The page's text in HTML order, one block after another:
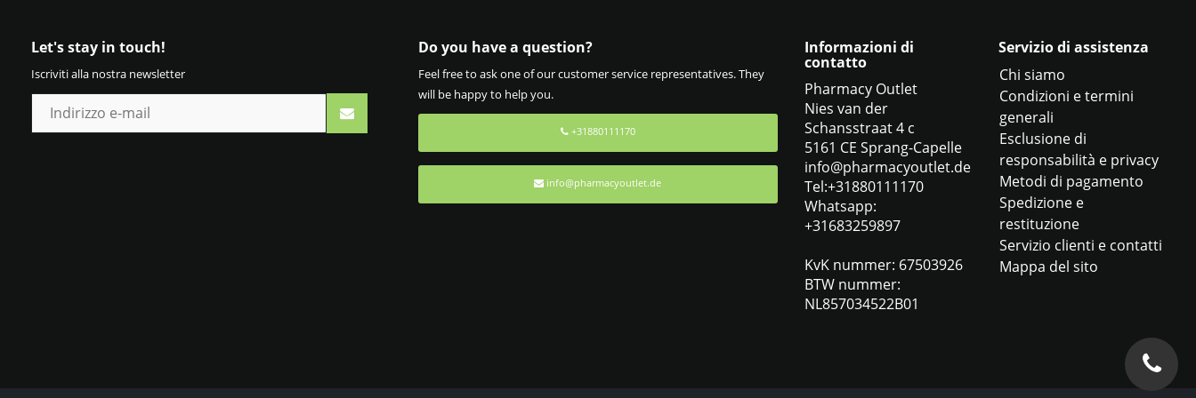
Let's stay in touch!
Iscriviti alla nostra newsletter
Do you have a question?
Feel free to ask one of our customer service representatives. They
will be happy to help you.
+31880111170
info@pharmacyoutlet.de
Informazioni di
contatto
Pharmacy Outlet
Nies van der
Schansstraat 4 c
5161 CE Sprang-Capelle
info@pharmacyoutlet.de
Tel:+31880111170
Whatsapp:
+31683259897
KvK nummer: 67503926
BTW nummer:
NL857034522B01
Servizio di assistenza
Chi siamo
Condizioni e termini
generali
Esclusione di
responsabilità e privacy
Metodi di pagamento
Spedizione e
restituzione
Servizio clienti e contatti
Mappa del sito